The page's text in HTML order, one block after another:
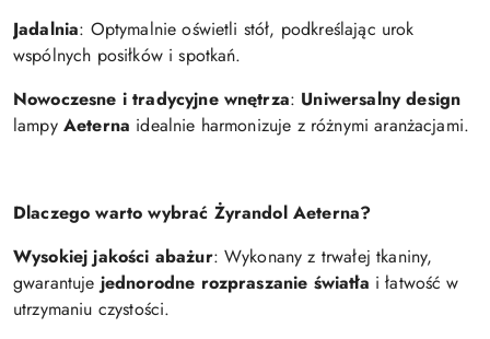
Jadalnia: Optymalnie oświetli stół, podkreślając urok
wspólnych posiłków i spotkań.
Nowoczesne i tradycyjne wnętrza: Uniwersalny design
lampy Aeterna idealnie harmonizuje z różnymi aranżacjami.
Dlaczego warto wybrać Żyrandol Aeterna?
Wysokiej jakości abażur: Wykonany z trwałej tkaniny,
gwarantuje jednorodne rozpraszanie światła i łatwość w
utrzymaniu czystości.